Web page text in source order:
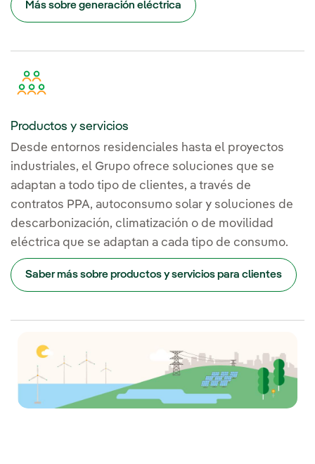
Más sobre generación eléctrica
Productos y servicios
Desde entornos residenciales hasta el proyectos
industriales, el Grupo ofrece soluciones que se
adaptan a todo tipo de clientes, a través de
contratos PPA, autoconsumo solar y soluciones de
descarbonización, climatización o de movilidad
eléctrica que se adaptan a cada tipo de consumo.
Saber más sobre productos y servicios para clientes